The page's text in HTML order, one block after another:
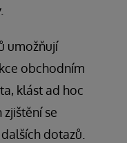
umožňují
obchodním
klást ad hoc
se
dotazů.